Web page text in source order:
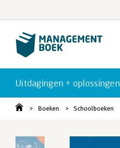
Uitdagingen + oplossingen
Boeken Schoolboeken